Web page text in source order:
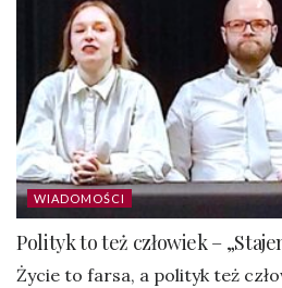
WIADOMOŚCI
Polityk to też człowiek –
Życie to farsa, a polityk też